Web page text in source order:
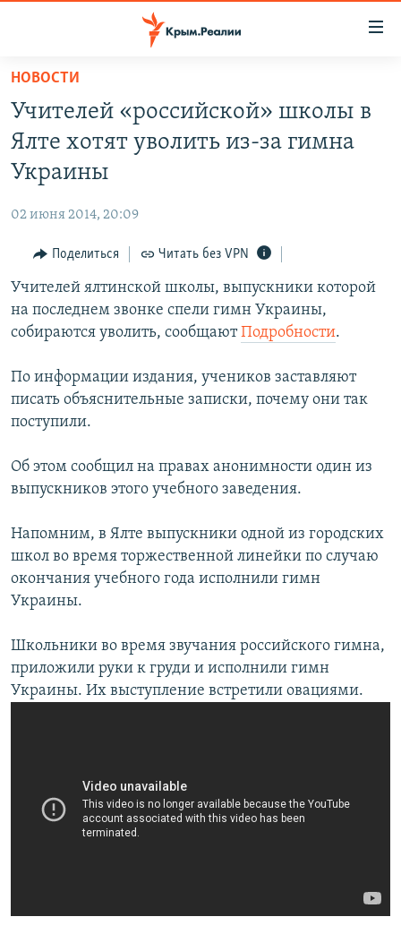
Вернуться
основному
содержанию
Вернутся
главной
Вернутся
поиску
11 ЛЕТ ОККУПАЦИИ КРЫМА. 11 ИСТОРИЙ СОПРОТИВЛЕНИЯ
ВОДА
ЕЩЕ
ИНТЕРАКТИВ
ИНФОГРАФИКА
ТЕЛЕПРОЕКТ КРЫМ.РЕАЛИИ
ПРОПАВШИЕ БЕЗ ВЕСТИ
ПОБЕДИТЕЛЕЙ НЕ СУДЯТ?
ELIFBE
РАДІО СВОБОДА
КАК ОБОЙТИ БЛОКИРОВКУ
Українською
Qırımtatar
ПРИСОЕДИНЯЙТЕСЬ!
Все сайты RFE/RL
НОВОСТИ
Учителей «российской» школы в
Ялте хотят уволить из-за гимна
Украины
02 июня 2014, 20:09
Поделиться Читать без VPN
Учителей ялтинской школы, выпускники которой
на последнем звонке спели гимн Украины,
собираются уволить, сообщаютПодробности.
По информации издания, учеников заставляют
писать объяснительные записки, почему они так
поступили.
Об этом сообщил на правах анонимности один из
выпускников этого учебного заведения.
Напомним, в Ялте выпускники одной из городских
школ во время торжественной линейки по случаю
окончания учебного года исполнили гимн
Украины.
Школьники во время звучания российского гимна,
приложили руки к груди и исполнили гимн
Украины. Их выступление встретили овациями.